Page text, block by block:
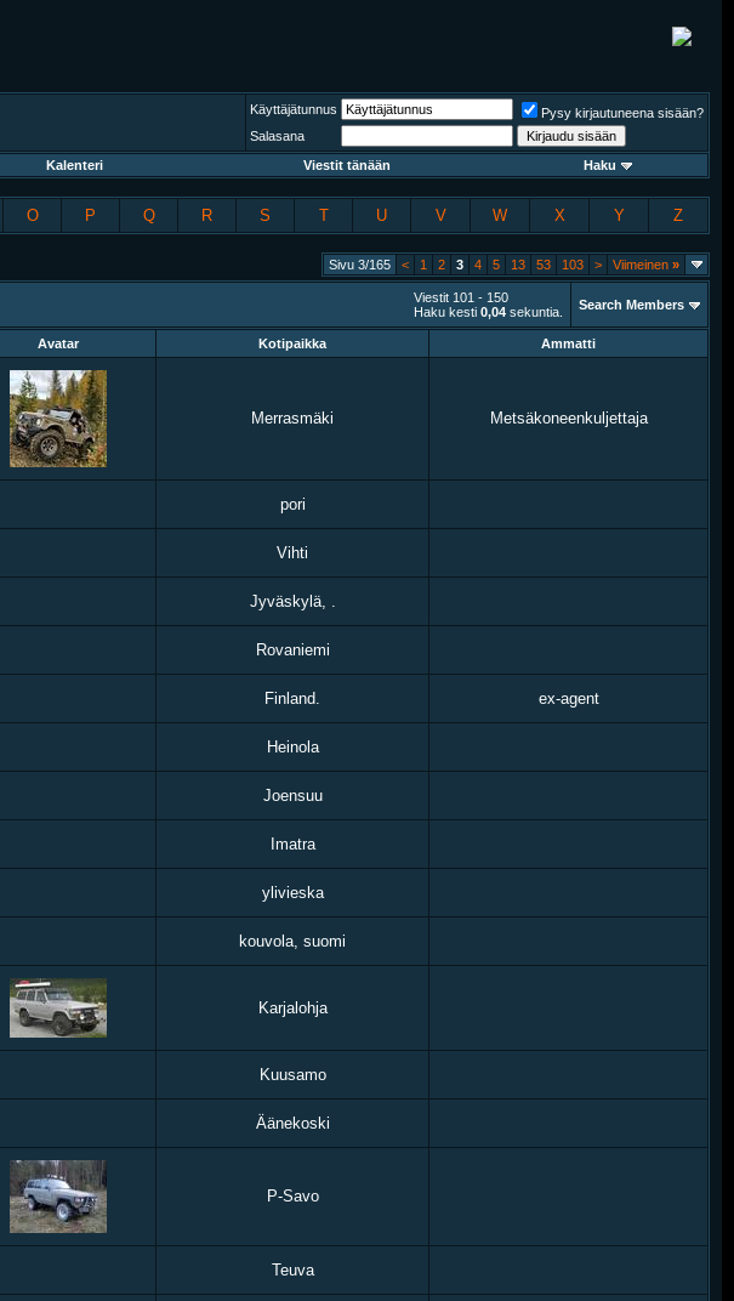
Käyttäjätunnus
Pysy kirjautuneena sisään?
Salasana
Kalenteri Viestit tänään Haku
O P Q R S T U V W X Y Z
Sivu 3/165 < 1 2 3 4 5 13 53 103 > Viimeinen »
Viestit 101 - 150
Haku kesti 0,04 sekuntia. Search Members
Avatar Kotipaikka Ammatti
Merrasmäki Metsäkoneenkuljettaja
pori
Vihti
Jyväskylä, .
Rovaniemi
Finland. ex-agent
Heinola
Joensuu
Imatra
ylivieska
kouvola, suomi
Karjalohja
Kuusamo
Äänekoski
P-Savo
Teuva